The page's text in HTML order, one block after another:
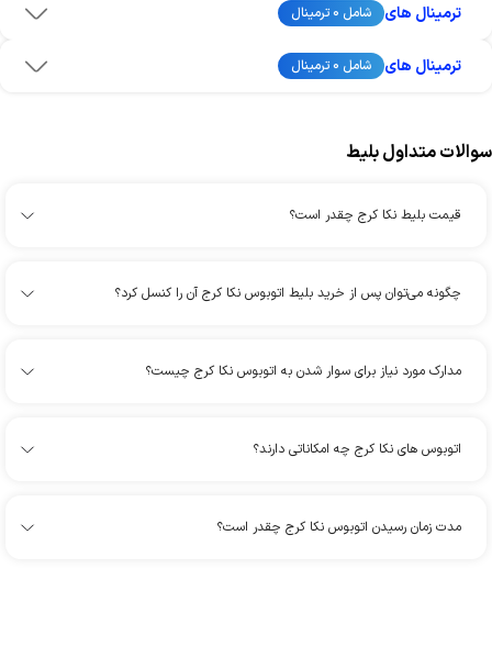
ترمینال های شامل 0 ترمینال
ترمینال های شامل 0 ترمینال
سوالات متداول بلیط
قیمت بلیط نکا کرج چقدر است؟
چگونه می‌توان پس از خرید بلیط اتوبوس نکا کرج آن را کنسل کرد؟
مدارک مورد نیاز برای سوار شدن به اتوبوس نکا کرج چیست؟
اتوبوس های نکا کرج چه امکاناتی دارند؟
مدت زمان رسیدن اتوبوس نکا کرج چقدر است؟